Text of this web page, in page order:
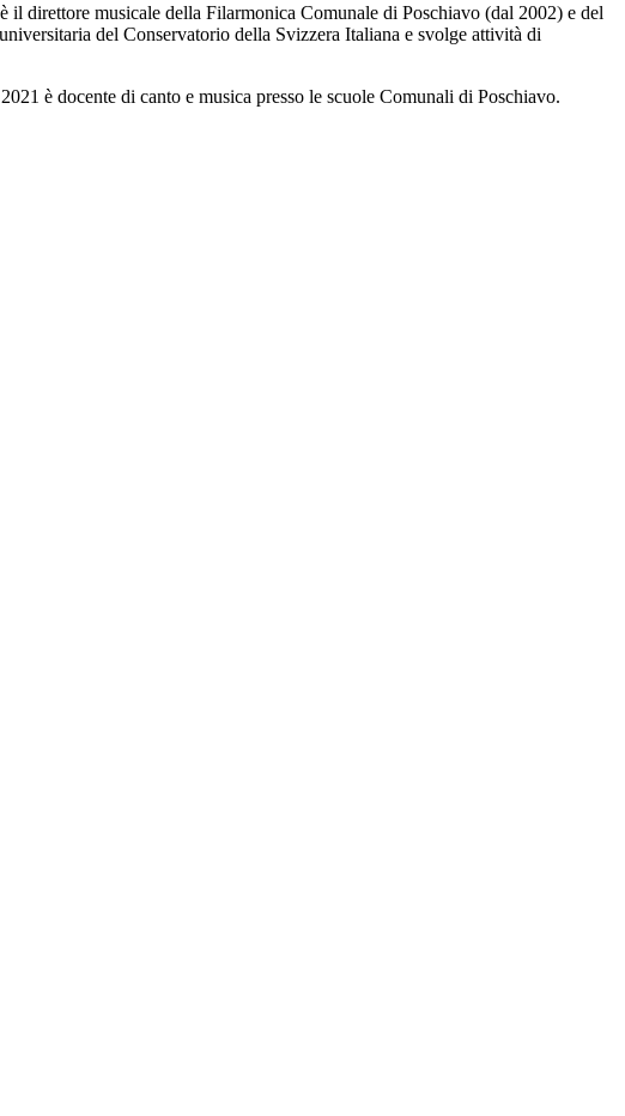
direttore musicale della Filarmonica Comunale di Poschiavo (dal 2002) e del
del Conservatorio della Svizzera Italiana e svolge attività di
è docente di canto e musica presso le scuole Comunali di Poschiavo.